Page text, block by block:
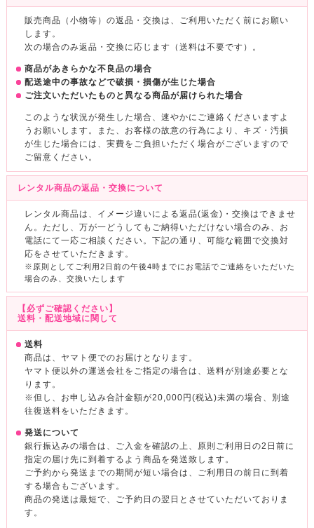
販売商品（小物等）の返品・交換は、ご利用いただく前にお願い
します。
次の場合のみ返品・交換に応じます（送料は不要です）。
商品があきらかな不良品の場合
配送途中の事故などで破損・損傷が生じた場合
ご注文いただいたものと異なる商品が届けられた場合
このような状況が発生した場合、速やかにご連絡くださいますよ
うお願いします。また、お客様の故意の行為により、キズ・汚損
が生じた場合には、実費をご負担いただく場合がございますので
ご留意ください。
レンタル商品の返品・交換について
レンタル商品は、イメージ違いによる返品(返金)・交換はできませ
ん。ただし、万が一どうしてもご納得いただけない場合のみ、お
電話にて一応ご相談ください。下記の通り、可能な範囲で交換対
応をさせていただきます。
※原則としてご利用2日前の午後4時までにお電話でご連絡をいただいた
場合のみ、交換いたします
【必ずご確認ください】
送料・配送地域に関して
送料
商品は、ヤマト便でのお届けとなります。
ヤマト便以外の運送会社をご指定の場合は、送料が別途必要とな
ります。
※但し、お申し込み合計金額が20,000円(税込)未満の場合、別途
往復送料をいただきます。
発送について
銀行振込みの場合は、ご入金を確認の上、原則ご利用日の2日前に
指定の届け先に到着するよう商品を発送致します。
ご予約から発送までの期間が短い場合は、ご利用日の前日に到着
する場合もございます。
商品の発送は最短で、ご予約日の翌日とさせていただいておりま
す。